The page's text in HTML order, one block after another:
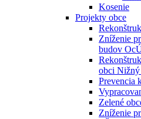
Kosenie
Projekty obce
Zníženie
budov
obci
Prevencia
Zelené
Zníženie